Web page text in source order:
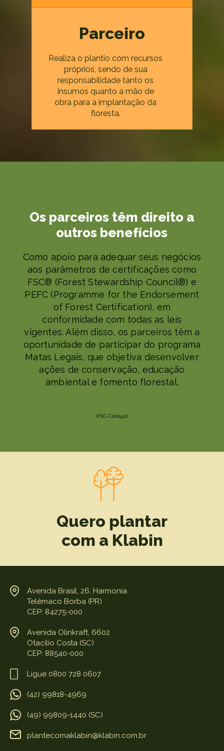
Parceiro
Realiza o plantio com recursos
próprios, sendo de sua
responsabilidade tanto os
insumos quanto a mão de
obra para a implantação da
floresta.
Os parceiros têm direito a
outros benefícios
Como apoio para adequar seus negócios
aos parâmetros de certificações como
FSC® (Forest Stewardship Council®) e
PEFC (Programme for the Endorsement
of Forest Certification), em
conformidade com todas as leis
vigentes. Além disso, os parceiros têm a
oportunidade de participar do programa
Matas Legais, que objetiva desenvolver
ações de conservação, educação
ambiental e fomento florestal.
(FSC-C001941)
Quero plantar
com a Klabin
Avenida Brasil, 26, Harmonia
Telêmaco Borba (PR)
CEP: 84275-000
Avenida Olinkraft, 6602
Otacílio Costa (SC)
CEP: 88540-000
Ligue 0800 728 0607
(42) 99818-4969
(49) 99809-1440 (SC)
plantecomaklabin@klabin.com.br